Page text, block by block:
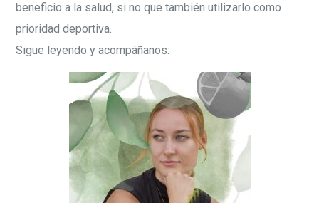
beneficio a la salud, si no que también utilizarlo como
prioridad deportiva.
Sigue leyendo y acompáñanos: